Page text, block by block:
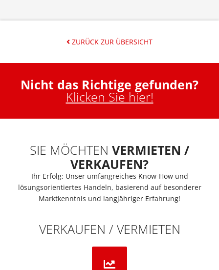
ZURÜCK ZUR ÜBERSICHT
Nicht das Richtige gefunden?
Klicken Sie hier!
SIE MÖCHTEN VERMIETEN /
VERKAUFEN?
Ihr Erfolg: Unser umfangreiches Know-How und
lösungsorientiertes Handeln, basierend auf besonderer
Marktkenntnis und langjähriger Erfahrung!
VERKAUFEN / VERMIETEN